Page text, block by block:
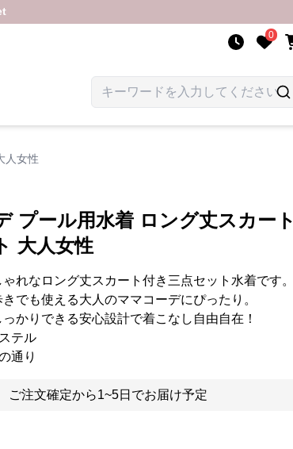
0
人女性
プール用水着 ロング丈スカート
大人女性
ゃれなロング丈スカート付き三点セット水着です。
でも使える大人のママコーデにぴったり。
かりできる安心設計で着こなし自由自在！
テル
通り
ご注文確定から1~5日でお届け予定